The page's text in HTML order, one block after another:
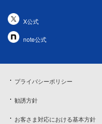
X公式
note公式
プライバシーポリシー
勧誘方針
お客さま対応における基本方針